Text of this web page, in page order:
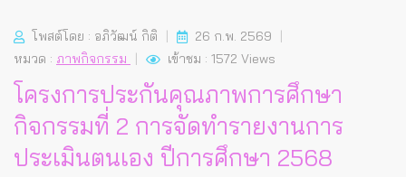
โพสต์โดย : อภิวัฒน์ กิติ
26 ก.พ. 2569
หมวด : ภาพกิจกรรม เข้าชม : 1572 Views
โครงการประกันคุณภาพการศึกษา
กิจกรรมที่ 2 การจัดทำรายงานการ
ประเมินตนเอง ปีการศึกษา 2568